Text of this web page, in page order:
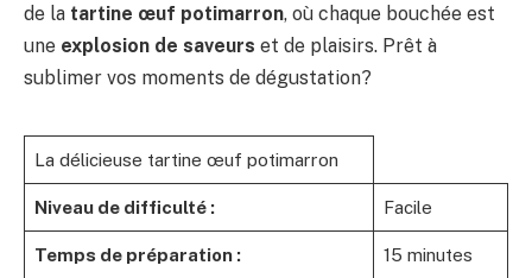
de la tartine œuf potimarron, où chaque bouchée est
une explosion de saveurs et de plaisirs. Prêt à
sublimer vos moments de dégustation?
La délicieuse tartine œuf potimarron
Niveau de difficulté : Facile
Temps de préparation : 15 minutes